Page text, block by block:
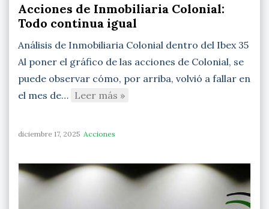
Acciones de Inmobiliaria Colonial:
Todo continua igual
Análisis de Inmobiliaria Colonial dentro del Ibex 35
Al poner el gráfico de las acciones de Colonial, se
puede observar cómo, por arriba, volvió a fallar en
el mes de… Leer más »
diciembre 17, 2025 Acciones